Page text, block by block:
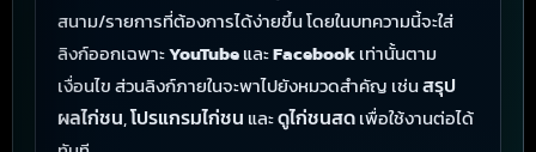
สนาม/รายการที่ต้องการได้ง่ายขึ้น โดยในบทความนี้จะใส่
ลิงก์ออกเฉพาะYouTubeและFacebookเท่านั้นตาม
เงื่อนไข ส่วนลิงก์ภายในจะพาไปยังหมวดสำคัญ เช่นสรุป
ผลไก่ชน,โปรแกรมไก่ชน และดูไก่ชนสดเพื่อใช้งานต่อได้